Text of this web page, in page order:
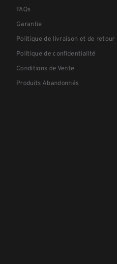
FAQs
Garantie
Politique de livraison et de retour
Politique de confidentialité
Conditions de Vente
Produits Abandonnés